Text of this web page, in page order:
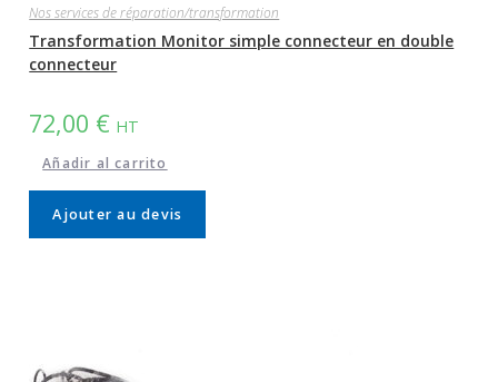
Nos services de réparation/transformation
Transformation Monitor simple connecteur en double
connecteur
72,00 € HT
Añadir al carrito
Ajouter au devis